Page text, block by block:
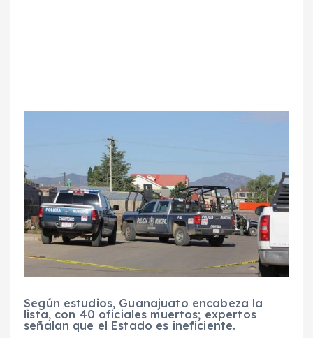
Según estudios, Guanajuato encabeza la
lista, con 40 oficiales muertos; expertos
señalan que el Estado es ineficiente.